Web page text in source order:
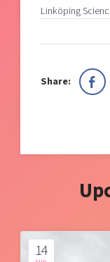
Linköping
Share:
14